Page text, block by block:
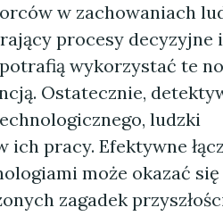
w zachowaniach
procesy decyzyjne i
wykorzystać te
Ostatecznie,
ludzki
pracy. Efektywne
może okazać się
zagadek